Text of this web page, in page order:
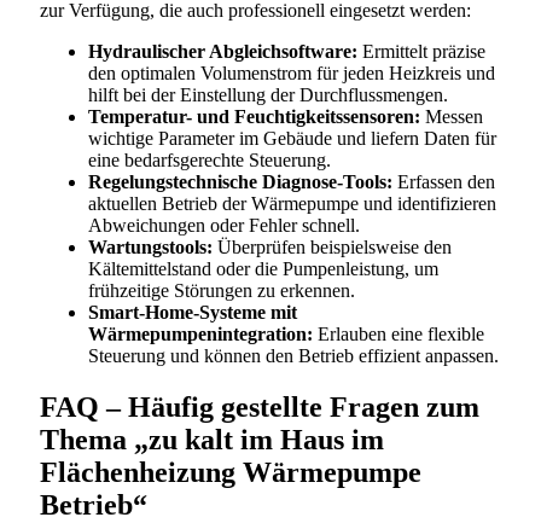
zur Verfügung, die auch professionell eingesetzt werden:
Hydraulischer Abgleichsoftware: Ermittelt präzise
den optimalen Volumenstrom für jeden Heizkreis und
hilft bei der Einstellung der Durchflussmengen.
Temperatur- und Feuchtigkeitssensoren: Messen
wichtige Parameter im Gebäude und liefern Daten für
eine bedarfsgerechte Steuerung.
Regelungstechnische Diagnose-Tools: Erfassen den
aktuellen Betrieb der Wärmepumpe und identifizieren
Abweichungen oder Fehler schnell.
Wartungstools: Überprüfen beispielsweise den
Kältemittelstand oder die Pumpenleistung, um
frühzeitige Störungen zu erkennen.
Smart-Home-Systeme mit
Wärmepumpenintegration: Erlauben eine flexible
Steuerung und können den Betrieb effizient anpassen.
FAQ – Häufig gestellte Fragen zum
Thema „zu kalt im Haus im
Flächenheizung Wärmepumpe
Betrieb“